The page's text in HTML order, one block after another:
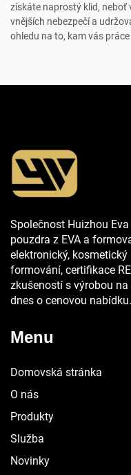
získáte naprostý klid, neboť
vnějších nebezpečí a
ohledu na to, kam vás práce
Společnost Huizhou
pouzdra z EVA a
elektronický,
formování, certifikace
zkušeností s výrobou
dnes o cenovou nabídku.
Menu
Domovská stránka
O nás
Produkty
Služba
Novinky